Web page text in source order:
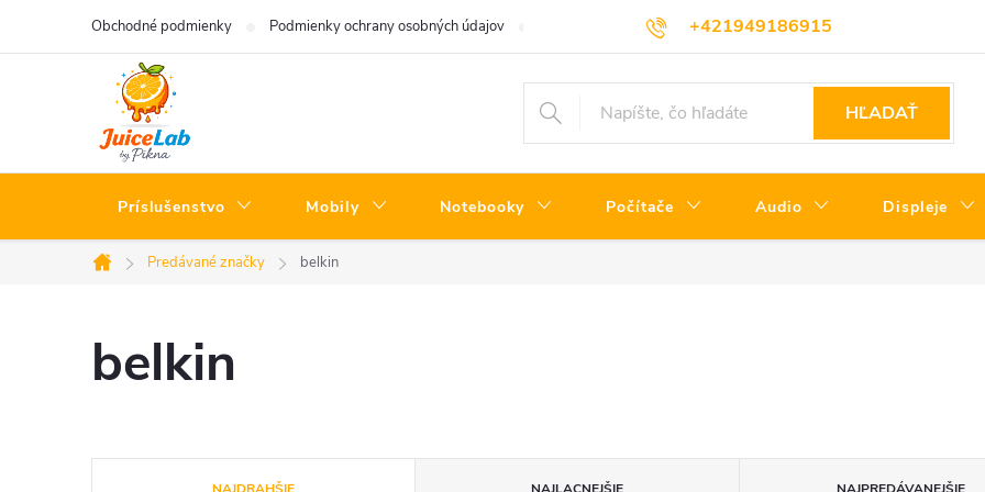
+421949186915
Obchodné podmienky Podmienky ochrany osobných údajov Servisné podmienky Informácie o triedach produktov
HĽADAŤ
Príslušenstvo Mobily Notebooky Počítače Audio Displeje
Domov
Predávané značky belkin
belkin